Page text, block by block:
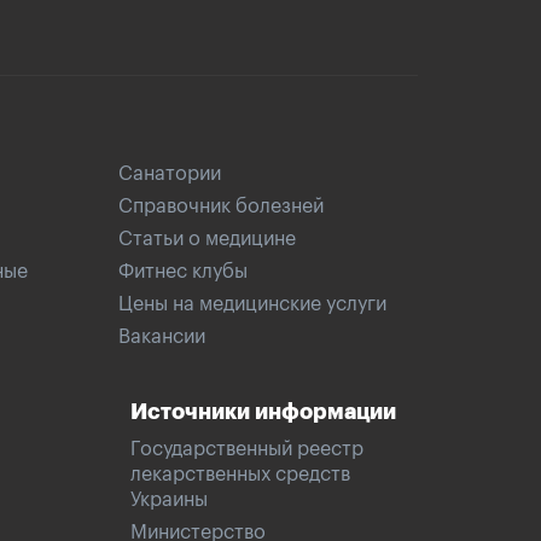
Санатории
Справочник болезней
Статьи о медицине
Фитнес клубы
Цены на медицинские услуги
Вакансии
Источники информации
Государственный реестр
лекарственных средств
Украины
Министерство